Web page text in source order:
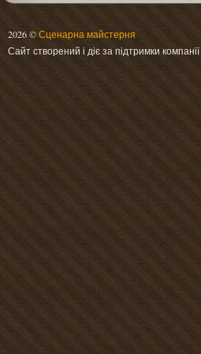
2026 ©Сценарна майстерня
Сайт створений і діє за підтримки компанії